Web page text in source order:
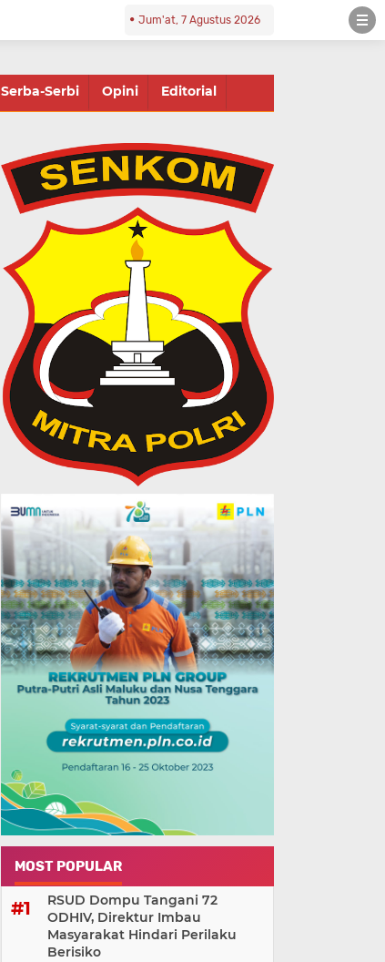
Jum'at, 7 Agustus 2026
Serba-Serbi Opini Editorial
MOST POPULAR
RSUD Dompu Tangani 72
ODHIV, Direktur Imbau
Masyarakat Hindari Perilaku
Berisiko